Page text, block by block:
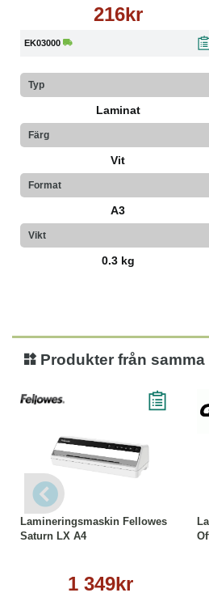
216kr
EK03000
Typ
Laminat
Färg
Vit
Format
A3
Vikt
0.3 kg
Produkter från
Lamineringsmaskin Fellowes
Saturn LX A4
1 349kr
Köp